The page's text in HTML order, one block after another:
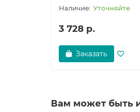
Уточняйте
3 728 р.
Заказать
Вам может быть